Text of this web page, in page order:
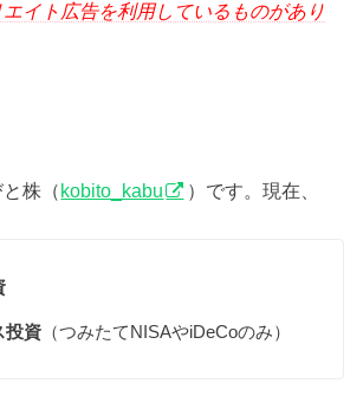
イト広告を利用しているものがあり
株（ kobito_kabu ）です。現在、
投資（つみたてNISAやiDeCoのみ）